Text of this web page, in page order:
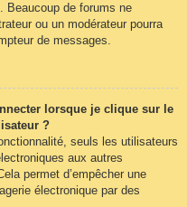
Beaucoup de forums ne
ou un modérateur pourra
de messages.
lorsque je clique sur le
?
seuls les utilisateurs
aux autres
permet d’empêcher une
électronique par des